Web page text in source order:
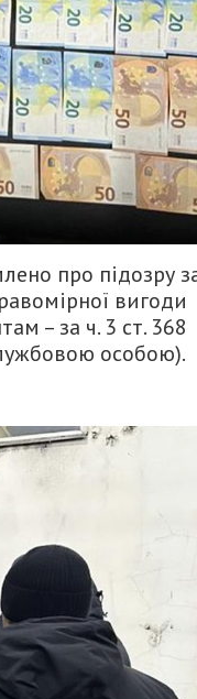
про підозру
вигоди
– за ч. 3 ст. 368
особою).